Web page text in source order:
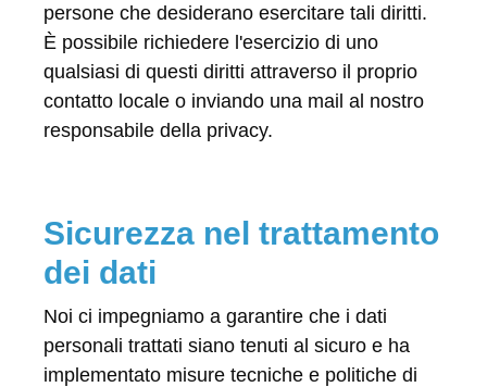
persone che desiderano esercitare tali diritti.
È possibile richiedere l'esercizio di uno
qualsiasi di questi diritti attraverso il proprio
contatto locale o inviando una mail al nostro
responsabile della privacy.
Sicurezza nel trattamento
dei dati
Noi ci impegniamo a garantire che i dati
personali trattati siano tenuti al sicuro e ha
implementato misure tecniche e politiche di